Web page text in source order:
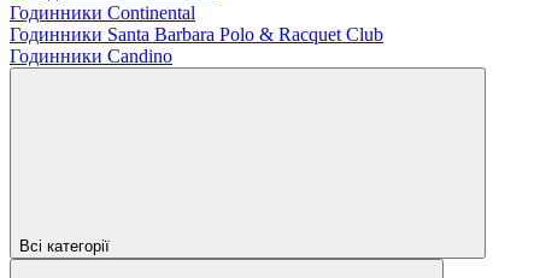
Годинники Continental
Годинники Santa Barbara Polo & Racquet Club
Годинники Candino
Всі категорії